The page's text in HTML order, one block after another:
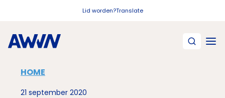
Lid worden?Translate
HOME
21 september 2020